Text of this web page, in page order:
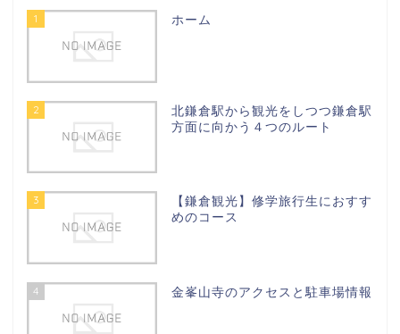
1 ホーム
2
北鎌倉駅から観光をしつつ鎌倉駅
方面に向かう４つのルート
3
【鎌倉観光】修学旅行生におすす
めのコース
4 金峯山寺のアクセスと駐車場情報